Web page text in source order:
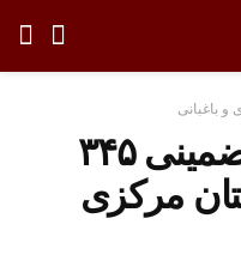
و باغبانی
مدیرکل غله:خرید تضمینی ۳۴۵
مرکزی